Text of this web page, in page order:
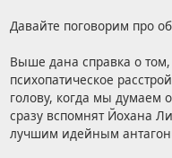
Давайте поговорим про
Выше дана справка о том,
психопатическое
голову, когда мы думаем
сразу вспомнят Йохана
лучшим идейным